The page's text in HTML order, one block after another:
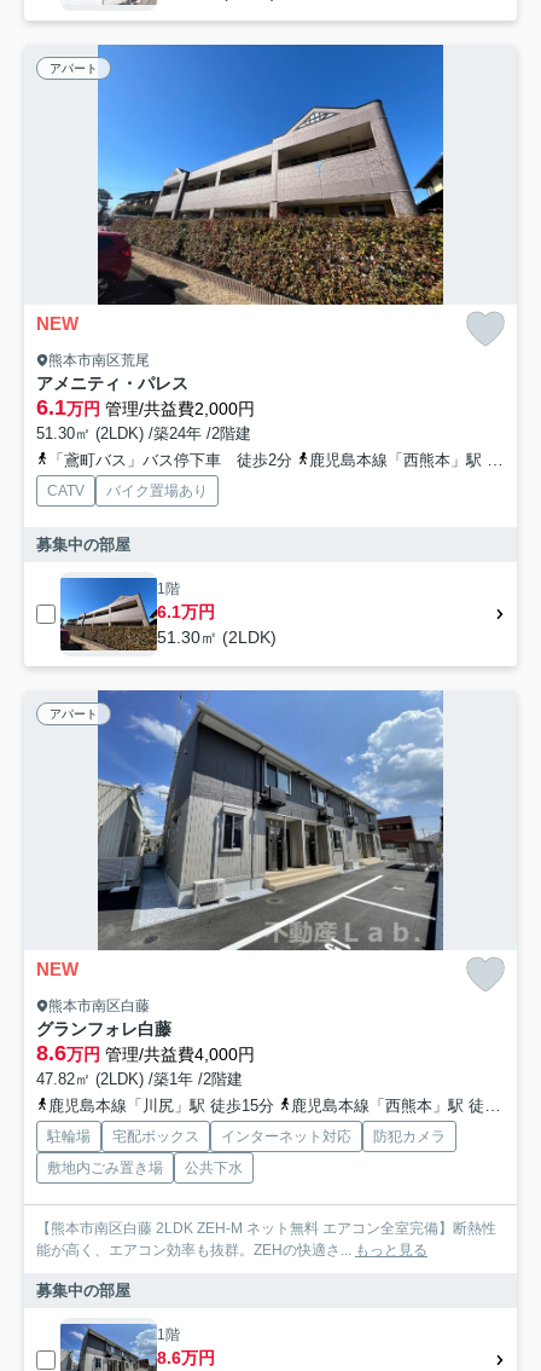
アパート
NEW
熊本市南区荒尾
アメニティ・パレス
6.1万円 管理/共益費2,000円
51.30㎡ (2LDK) /築24年 /2階建
「鳶町バス」バス停下車 徒歩2分
鹿児島本線「西熊本」駅 徒歩11分
CATV バイク置場あり
募集中の部屋
1階
6.1万円
51.30㎡ (2LDK)
アパート
NEW
熊本市南区白藤
グランフォレ白藤
8.6万円 管理/共益費4,000円
47.82㎡ (2LDK) /築1年 /2階建
鹿児島本線「川尻」駅 徒歩15分
鹿児島本線「西熊本」駅 徒歩16分
駐輪場 宅配ボックス インターネット対応
防犯カメラ
敷地内ごみ置き場
公共下水
【熊本市南区白藤 2LDK ZEH-M ネット無料 エアコン全室完備】断熱性
能が高く、エアコン効率も抜群。ZEHの快適さ... もっと見る
募集中の部屋
1階
8.6万円